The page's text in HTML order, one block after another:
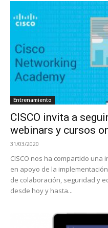
Entrenamiento
CISCO invita a
webinars y cursos
31/03/2020
CISCO nos ha compartido
en apoyo de la
de colaboración, seguridad y
desde hoy y hasta...